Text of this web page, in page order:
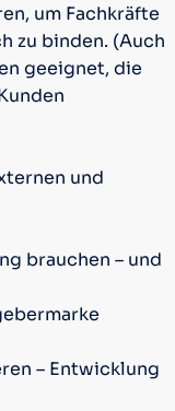
um Fachkräfte
zu binden. (Auch
geeignet, die
und
brauchen – und
– Entwicklung